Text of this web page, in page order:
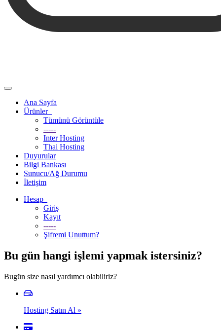
Gezinmeyi
değiştirAna Sayfa
Ürünler
Tümünü Görüntüle
-----
Inter Hosting
Thai Hosting
Duyurular
Bilgi Bankası
Sunucu/Ağ Durumu
İletişim
Hesap
Giriş
Kayıt
-----
Şifremi Unuttum?
Bu gün hangi işlemi yapmak istersiniz?
Bugün size nasıl yardımcı olabiliriz?
Hosting Satın Al »